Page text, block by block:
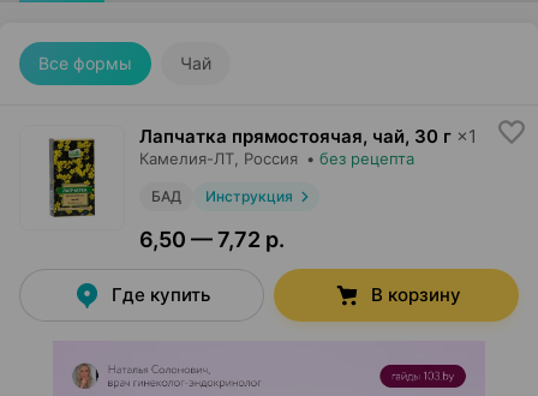
Все формы Чай
Лапчатка прямостоячая, чай, 30 г ×1
Камелия-ЛТ , Россия • без рецепта
БАД Инструкция
6,50 — 7,72 р.
Где купить В корзину